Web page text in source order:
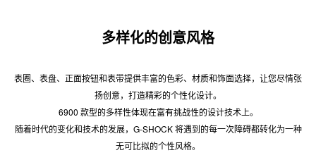
多样化的创意风格
表圈、表盘、正面按钮和表带提供丰富的色彩、材质和饰面选择，让您尽情张
扬创意，打造精彩的个性化设计。
6900 款型的多样性体现在富有挑战性的设计技术上。
随着时代的变化和技术的发展，G-SHOCK 将遇到的每一次障碍都转化为一种
无可比拟的个性风格。